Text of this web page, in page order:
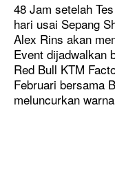
48 Jam setelah
hari usai Sepang
Alex Rins akan
Event dijadwalkan
Red Bull KTM
Februari bersama
meluncurkan